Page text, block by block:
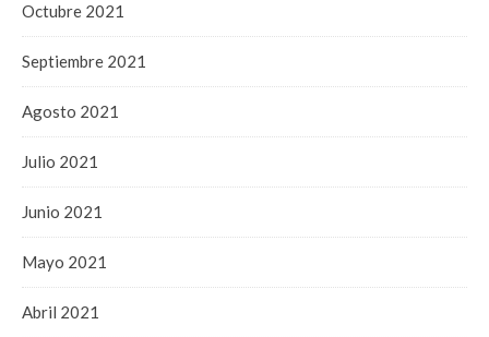
Octubre 2021
Septiembre 2021
Agosto 2021
Julio 2021
Junio 2021
Mayo 2021
Abril 2021